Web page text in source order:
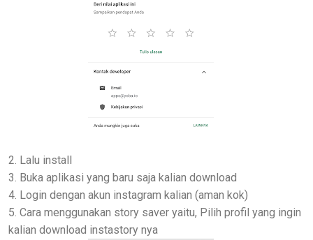
2. Lalu install
3. Buka aplikasi yang baru saja kalian download
4. Login dengan akun instagram kalian (aman kok)
5. Cara menggunakan story saver yaitu, Pilih profil yang ingin
kalian download instastory nya